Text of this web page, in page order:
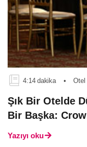
4:14 dakika • Otel
Şık Bir Otelde
Bir Başka:
Yazıyı oku